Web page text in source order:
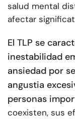
salud mental
afectar
El TLP se
inestabilidad
ansiedad por
angustia
personas
coexisten, sus